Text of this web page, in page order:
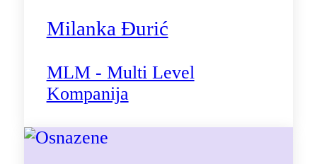
Milanka Đurić
MLM - Multi Level
Kompanija